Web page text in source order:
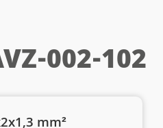
002-102